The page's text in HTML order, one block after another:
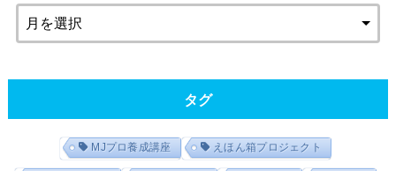
タグ
MJプロ養成講座 えほん箱プロジェクト